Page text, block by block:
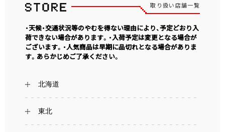
取り扱い店舗一覧
・天候・交通状況等のやむを得ない理由により、予定どおり入
荷できない場合があります。・入荷予定は変更となる場合が
ございます。・人気商品は早期に品切れとなる場合がありま
す。あらかじめご了承ください。
北海道
東北